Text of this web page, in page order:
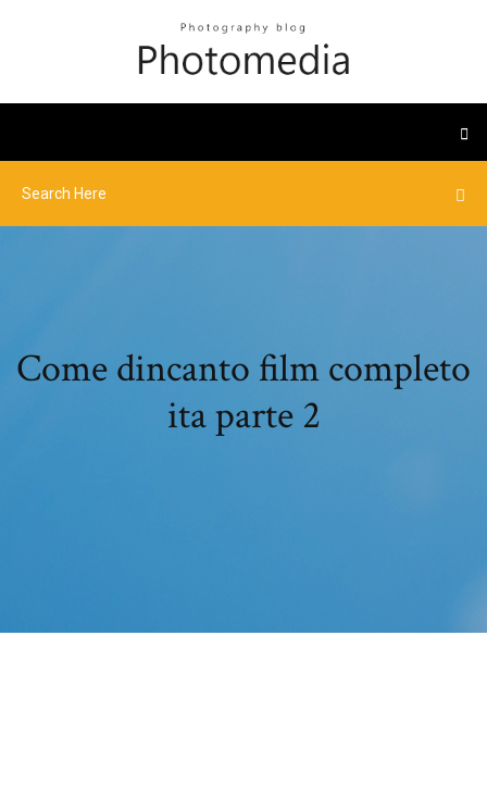
Come dincanto film completo
ita parte 2